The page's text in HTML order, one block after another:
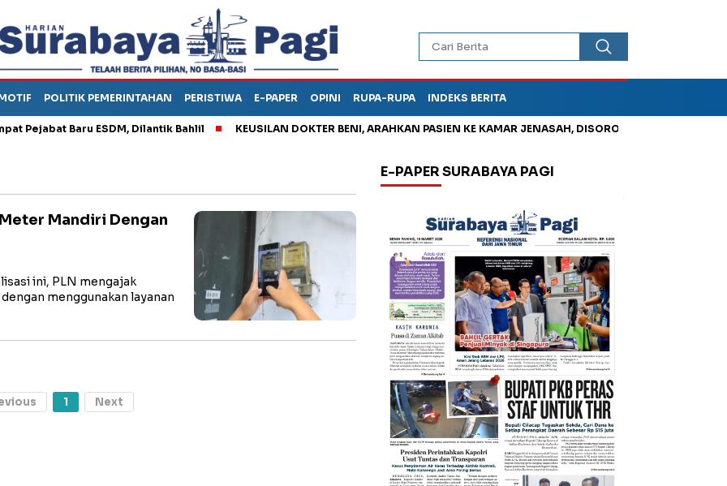
POLITIK PEMERINTAHAN PERISTIWA E-PAPER OPINI RUPA-RUPA INDEKS BERITA
Baru ESDM, Dilantik Bahlil KEUSILAN DOKTER BENI, ARAHKAN PASIEN KE KAMAR JENASAH, DISOROT
Mandiri Dengan
ini, PLN mengajak
menggunakan layanan
1 Next
E-PAPER SURABAYA PAGI